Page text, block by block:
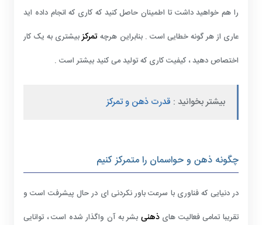
را هم خواهید داشت تا اطمینان حاصل کنید که کاری که انجام داده اید
عاری از هر گونه خطایی است . بنابراین هرچهتمرکزبیشتری به یک کار
اختصاص دهید ، کیفیت کاری که تولید می کنید بیشتر است .
بیشتر بخوانید : قدرت ذهن و تمرکز
چگونه ذهن و حواسمان را متمرکز کنیم
در دنیایی که فناوری با سرعت باور نکردنی ای در حال پیشرفت است و
تقریبا تمامی فعالیت هایذهنی بشر به آن واگذار شده است ، توانایی